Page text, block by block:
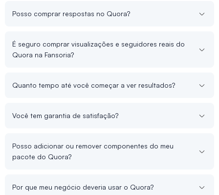
Posso comprar respostas no Quora?
É seguro comprar visualizações e seguidores reais do
Quora na Fansoria?
Quanto tempo até você começar a ver resultados?
Você tem garantia de satisfação?
Posso adicionar ou remover componentes do meu
pacote do Quora?
Por que meu negócio deveria usar o Quora?